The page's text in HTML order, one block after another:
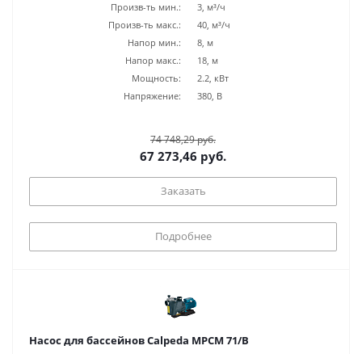
Произв-ть мин.:
3, м³/ч
Произв-ть макс.:
40, м³/ч
Напор мин.:
8, м
Напор макс.:
18, м
Мощность:
2.2, кВт
Напряжение:
380, В
74 748,29 руб.
67 273,46 руб.
Заказать
Подробнее
Насос для бассейнов Calpeda MPCM 71/B